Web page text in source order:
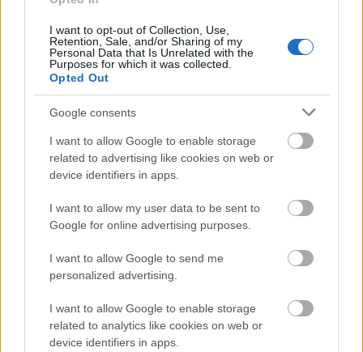
I want to opt-out of Collection, Use,
Retention, Sale, and/or Sharing of my
Personal Data that Is Unrelated with the
Purposes for which it was collected.
Opted Out
Google consents
I want to allow Google to enable storage
related to advertising like cookies on web or
device identifiers in apps.
I want to allow my user data to be sent to
Google for online advertising purposes.
I want to allow Google to send me
personalized advertising.
I want to allow Google to enable storage
related to analytics like cookies on web or
device identifiers in apps.
16 éve
moszkvicssluszkulcs
16 éve
@Miskolcifan: Már 3 az:)))
Rothstein
16 éve
1VOLÁN